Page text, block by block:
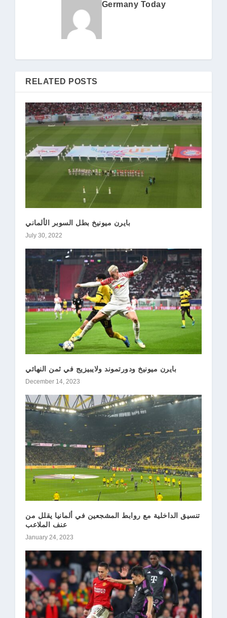
Germany Today
RELATED POSTS
بايرن ميونيخ بطل السوبر الألماني
July 30, 2022
بايرن ميونيخ ودورتموند ولايبيزيج في ثمن النهائي
December 14, 2023
تنسيق الداخلية مع روابط المشجعين في ألمانيا يقلل من
عنف الملاعب
January 24, 2023